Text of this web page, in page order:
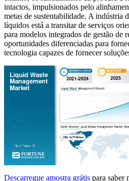
intactos, impulsionados pelo
metas de sustentabilidade. A indústria
líquidos está a transitar de serviços
para modelos integrados de gestão de
oportunidades diferenciadas para
tecnologia capazes de fornecer
Descarregue amostra grátis para saber